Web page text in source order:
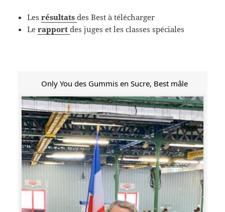
Lesrésultats des Best à télécharger
Lerapportdes juges et les classes spéciales
Only You des Gummis en Sucre, Best mâle